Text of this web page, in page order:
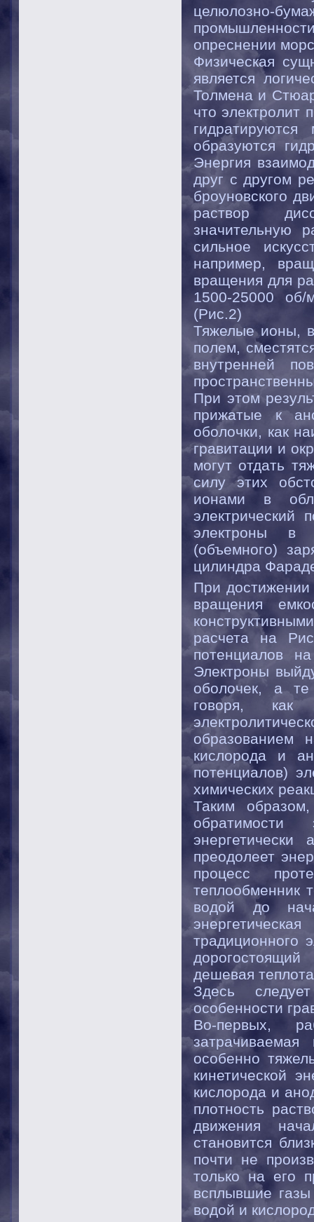
целюлозно-
опреснении
Физическая
является
Толмена и
что электролит
образуются
Энергия
друг с другом
броуновского
раствор
значительную
сильное
например,
вращения для
1500-25000 об/
(Рис.2)
Тяжелые ионы,
полем,
внутренней
При этом
прижатые к
оболочки, как
гравитации и
могут отдать
силу этих
ионами в
электрический
электроны в
(объемного)
цилиндра
При достижении
вращения
расчета на
потенциалов
Электроны
оболочек, а
говоря, как
образованием
кислорода и
потенциалов)
химических
Таким
обратимости
энергетически
преодолеет
процесс
теплообменник
водой до
традиционного
дешевая
Здесь
особенности
Во-первых,
особенно
кинетической
кислорода и
плотность
движения
становится
почти не
только на его
всплывшие
водой и